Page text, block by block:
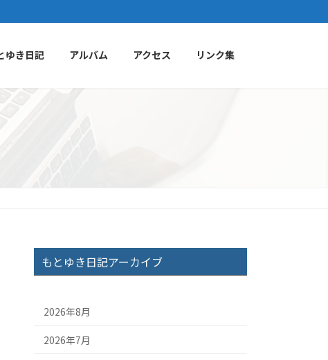
ゆき日記 アルバム アクセス リンク集
もとゆき日記アーカイブ
2026年8月
2026年7月